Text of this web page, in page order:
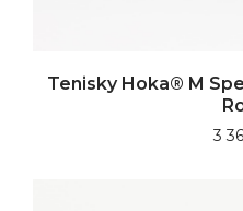
Tenisky Hoka® M
3